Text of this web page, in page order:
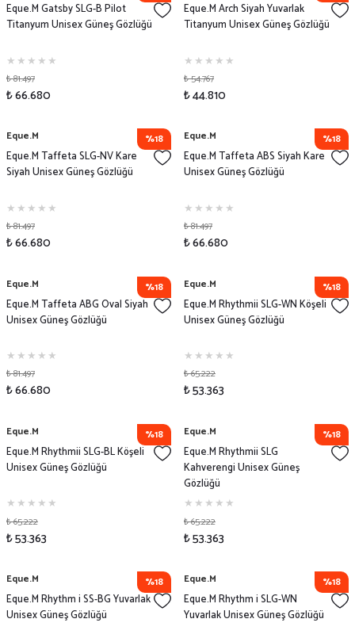
Eque.M Gatsby SLG-B Pilot
Titanyum Unisex Güneş Gözlüğü
₺ 81.497
₺ 66.680
Eque.M Arch Siyah Yuvarlak
Titanyum Unisex Güneş Gözlüğü
₺ 54.767
₺ 44.810
%18
Eque.M
Eque.M Taffeta SLG-NV Kare
Siyah Unisex Güneş Gözlüğü
₺ 81.497
₺ 66.680
%18
Eque.M
Eque.M Taffeta ABS Siyah Kare
Unisex Güneş Gözlüğü
₺ 81.497
₺ 66.680
%18
Eque.M
Eque.M Taffeta ABG Oval Siyah
Unisex Güneş Gözlüğü
₺ 81.497
₺ 66.680
%18
Eque.M
Eque.M Rhythmii SLG-WN Köşeli
Unisex Güneş Gözlüğü
₺ 65.222
₺ 53.363
%18
Eque.M
Eque.M Rhythmii SLG-BL Köşeli
Unisex Güneş Gözlüğü
₺ 65.222
₺ 53.363
%18
Eque.M
Eque.M Rhythmii SLG
Kahverengi Unisex Güneş
Gözlüğü
₺ 65.222
₺ 53.363
%18
Eque.M
Eque.M Rhythm i SS-BG Yuvarlak
Unisex Güneş Gözlüğü
%18
Eque.M
Eque.M Rhythm i SLG-WN
Yuvarlak Unisex Güneş Gözlüğü